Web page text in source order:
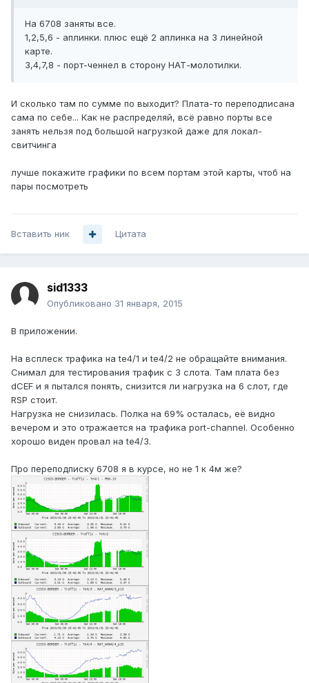
На 6708 заняты все.
1,2,5,6 - аплинки. плюс ещё 2 аплинка на 3 линейной
карте.
3,4,7,8 - порт-ченнел в сторону НАТ-молотилки.
И сколько там по сумме по выходит? Плата-то переподписана
сама по себе... Как не распределяй, всё равно порты все
занять нельзя под большой нагрузкой даже для локал-
свитчинга
лучше покажите графики по всем портам этой карты, чтоб на
пары посмотреть
Вставить ник Цитата
sid1333
Опубликовано 31 января, 2015
В приложении.
На всплеск трафика на te4/1 и te4/2 не обращайте внимания.
Снимал для тестирования трафик с 3 слота. Там плата без
dCEF и я пытался понять, снизится ли нагрузка на 6 слот, где
RSP стоит.
Нагрузка не снизилась. Полка на 69% осталась, её видно
вечером и это отражается на трафика port-channel. Особенно
хорошо виден провал на te4/3.
Про переподписку 6708 я в курсе, но не 1 к 4м же?